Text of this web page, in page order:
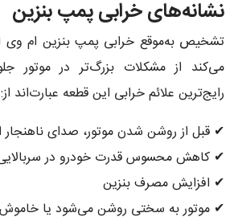
نشانه‌های خرابی پمپ بنزین
می‌کند از مشکلات بزرگ‌تر در موتور
رایج‌ترین علائم خرابی این قطعه عبارت‌اند از:
✔ قبل از روشن شدن موتور، صدای ناهنجار
✔ کاهش محسوس قدرت خودرو در
✔ افزایش مصرف بنزین
✔ موتور به سختی روشن می‌شود یا